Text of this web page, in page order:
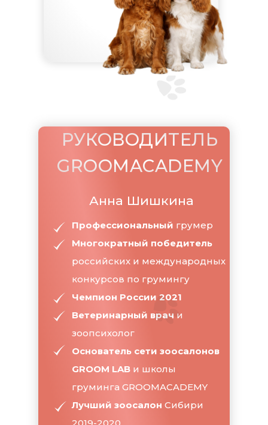
РУКОВОДИТЕЛЬ
GROOMACADEMY
Анна Шишкина
Профессиональный грумер
Многократный победитель
российских и международных
конкурсов по грумингу
Чемпион России 2021
Ветеринарный врач и
зоопсихолог
Основатель сети зоосалонов
GROOM LAB и школы
груминга GROOMACADEMY
Лучший зоосалон Сибири